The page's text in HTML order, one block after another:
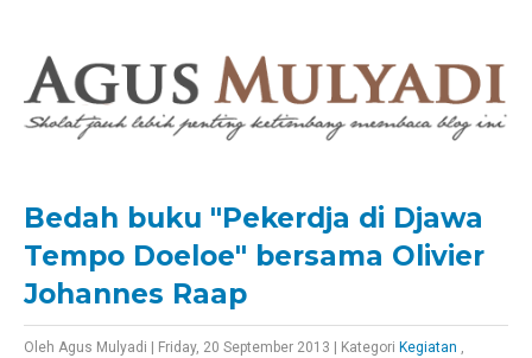
Bedah buku "Pekerdja di Djawa
Tempo Doeloe" bersama Olivier
Johannes Raap
Oleh Agus Mulyadi Friday, 20 September 2013 Kategori Kegiatan ,